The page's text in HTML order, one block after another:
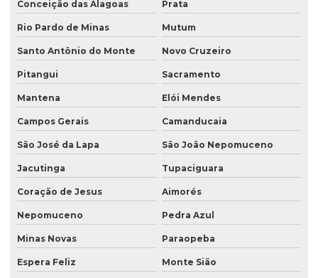
Conceição das Alagoas Prata
Rio Pardo de Minas Mutum
Santo Antônio do Monte Novo Cruzeiro
Pitangui Sacramento
Mantena Elói Mendes
Campos Gerais Camanducaia
São José da Lapa São João Nepomuceno
Jacutinga Tupaciguara
Coração de Jesus Aimorés
Nepomuceno Pedra Azul
Minas Novas Paraopeba
Espera Feliz Monte Sião